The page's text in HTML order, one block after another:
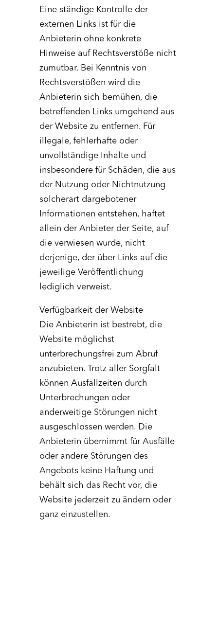
Eine ständige Kontrolle der
externen Links ist für die
Anbieterin ohne konkrete
Hinweise auf Rechtsverstöße nicht
zumutbar. Bei Kenntnis von
Rechtsverstößen wird die
Anbieterin sich bemühen, die
betreffenden Links umgehend aus
der Website zu entfernen. Für
illegale, fehlerhafte oder
unvollständige Inhalte und
insbesondere für Schäden, die aus
der Nutzung oder Nichtnutzung
solcherart dargebotener
Informationen entstehen, haftet
allein der Anbieter der Seite, auf
die verwiesen wurde, nicht
derjenige, der über Links auf die
jeweilige Veröffentlichung
lediglich verweist.
Verfügbarkeit der Website
Die Anbieterin ist bestrebt, die
Website möglichst
unterbrechungsfrei zum Abruf
anzubieten. Trotz aller Sorgfalt
können Ausfallzeiten durch
Unterbrechungen oder
anderweitige Störungen nicht
ausgeschlossen werden. Die
Anbieterin übernimmt für Ausfälle
oder andere Störungen des
Angebots keine Haftung und
behält sich das Recht vor, die
Website jederzeit zu ändern oder
ganz einzustellen.